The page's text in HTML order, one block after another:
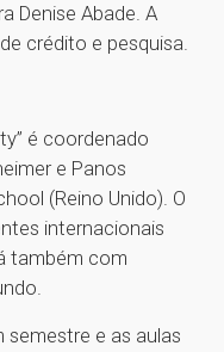
Denise Abade. A
crédito e pesquisa.
é coordenado
e Panos
(Reino Unido). O
internacionais
também com
e as aulas